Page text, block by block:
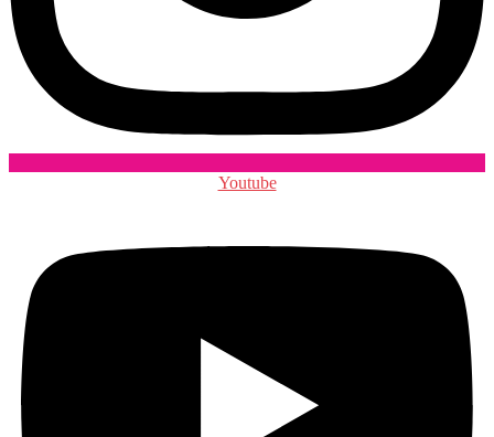
Youtube